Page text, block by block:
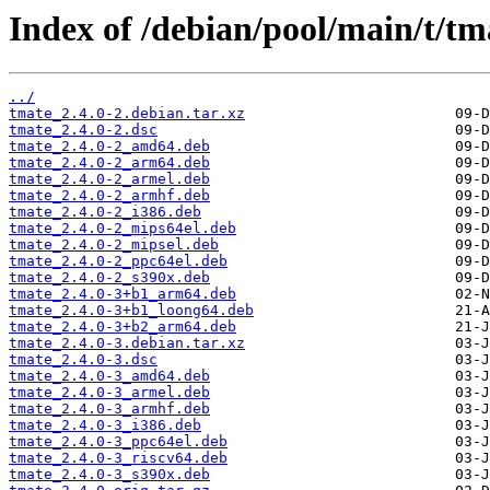
Index of /debian/pool/main/t/
../
tmate_2.4.0-2.debian.tar.xz
tmate_2.4.0-2.dsc
tmate_2.4.0-2_amd64.deb
tmate_2.4.0-2_arm64.deb
tmate_2.4.0-2_armel.deb
tmate_2.4.0-2_armhf.deb
tmate_2.4.0-2_i386.deb
tmate_2.4.0-2_mips64el.deb
tmate_2.4.0-2_mipsel.deb
tmate_2.4.0-2_ppc64el.deb
tmate_2.4.0-2_s390x.deb
tmate_2.4.0-3+b1_arm64.deb
tmate_2.4.0-3+b1_loong64.deb
tmate_2.4.0-3+b2_arm64.deb
tmate_2.4.0-3.debian.tar.xz
tmate_2.4.0-3.dsc
tmate_2.4.0-3_amd64.deb
tmate_2.4.0-3_armel.deb
tmate_2.4.0-3_armhf.deb
tmate_2.4.0-3_i386.deb
tmate_2.4.0-3_ppc64el.deb
tmate_2.4.0-3_riscv64.deb
tmate_2.4.0-3_s390x.deb